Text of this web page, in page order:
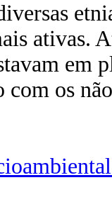
ativas.
em
os